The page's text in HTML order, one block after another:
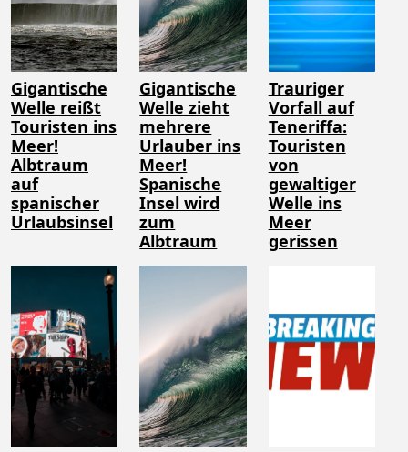
Gigantische
Welle reißt
Touristen ins
Meer!
Albtraum
auf
spanischer
Urlaubsinsel
Gigantische
Welle zieht
mehrere
Urlauber ins
Meer!
Spanische
Insel wird
zum
Albtraum
Trauriger
Vorfall auf
Teneriffa:
Touristen
von
gewaltiger
Welle ins
Meer
gerissen